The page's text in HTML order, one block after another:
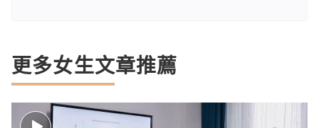
更多女生文章推薦